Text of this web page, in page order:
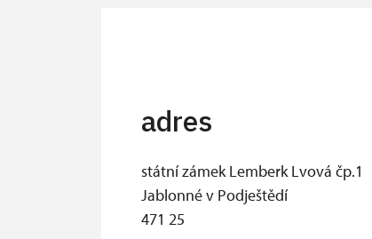
adres
státní zámek Lemberk Lvová čp.1
Jablonné v Podještědí
471 25